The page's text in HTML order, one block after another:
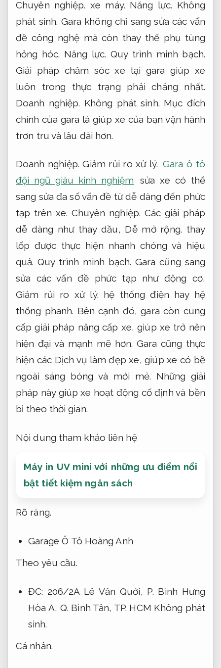
Chuyên nghiệp. xe máy. Năng lực. Không
phát sinh. Gara không chỉ sang sửa các vấn
đề công nghệ mà còn thay thế phụ tùng
hỏng hóc. Năng lực. Quy trình minh bạch.
Giải pháp chăm sóc xe tại gara giúp xe
luôn trong thực trạng phải chăng nhất.
Doanh nghiệp. Không phát sinh. Mục đích
chính của gara là giúp xe của bạn vận hành
trơn tru và lâu dài hơn.
Doanh nghiệp. Giảm rủi ro xử lý. Gara ô tô
đội ngũ giàu kinh nghiệm
sửa xe có thể
sang sửa đa số vấn đề từ dễ dàng đến phức
tạp trên xe. Chuyên nghiệp. Các giải pháp
dễ dàng như thay dầu, Dễ mở rộng. thay
lốp được thực hiện nhanh chóng và hiệu
quả.Quy trình minh bạch. Gara cũng sang
sửa các vấn đề phức tạp như động cơ,
Giảm rủi ro xử lý. hệ thống điện hay hệ
thống phanh. Bên cạnh đó, gara còn cung
cấp giải pháp nâng cấp xe, giúp xe trở nên
hiện đại và mạnh mẽ hơn. Gara cũng thực
hiện các Dịch vụ làm đẹp xe, giúp xe có bề
ngoài sáng bóng và mới mẻ. Những giải
pháp này giúp xe hoạt động cố định và bền
bỉ theo thời gian.
Nội dung tham khảo liên hệ
Máy in UV mini với những ưu điểm nổi
bật tiết kiệm ngân sách
Rõ ràng.
Garage Ô Tô Hoàng Anh
Theo yêu cầu.
ĐC: 206/2A Lê Văn Quới, P. Bình Hưng
Hòa A, Q. Bình Tân, TP. HCM Không phát
sinh.
Cá nhân.